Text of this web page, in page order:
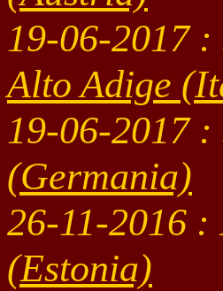
19-06-2017
Alto Adige
19-06-2017
(Germania)
26-11-2016 :
(Estonia)